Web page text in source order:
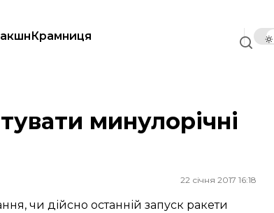
Крамниця
минулорічні
22 січня 2017 16:18
чи дійсно останній запуск ракети